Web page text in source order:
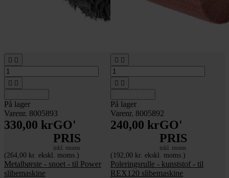
 
 
På lager
Varenr. 8005893
330,00 krGO'
PRIS
inkl. moms
(264,00 kr. ekskl. moms.)
Metalbørste - snoet - til Power
slibemaskine
 
 
På lager
Varenr. 8005892
240,00 krGO'
PRIS
inkl. moms
(192,00 kr. ekskl. moms.)
Poleringsrulle - kunststof - til
REX120 slibemaskine